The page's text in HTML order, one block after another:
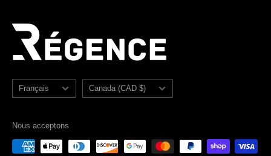
Langue
Français Pays/région
Canada (CAD $)
Nous acceptons